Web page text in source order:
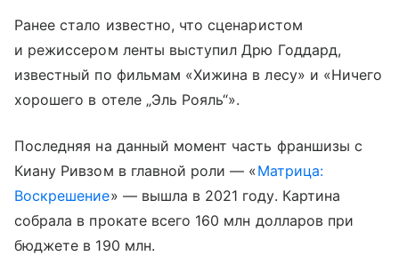
Ранее стало известно, что сценаристом
и режиссером ленты выступил Дрю Годдард,
известный по фильмам «Хижина в лесу» и «Ничего
хорошего в отеле „Эль Рояль“».
Последняя на данный момент часть франшизы с
Киану Ривзом в главной роли — «Матрица:
Воскрешение» — вышла в 2021 году. Картина
собрала в прокате всего 160 млн долларов при
бюджете в 190 млн.